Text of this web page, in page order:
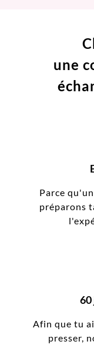
une
Parce
préparons
60
Afin que tu
presser,